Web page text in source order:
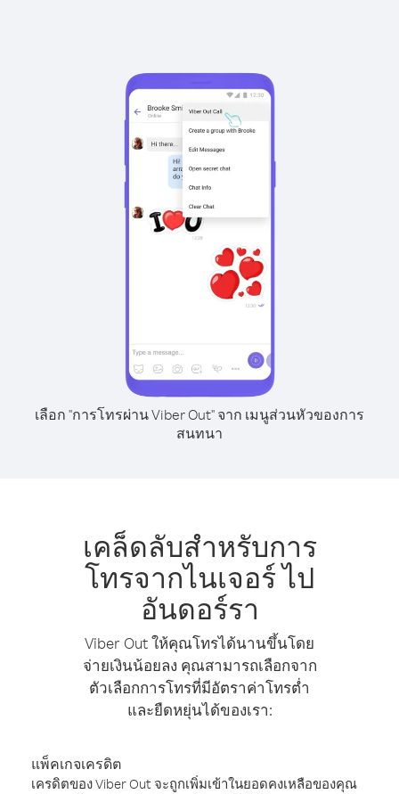
เลือก "การโทรผ่าน Viber Out" จาก เมนูส่วนหัวของการ
สนทนา
เคล็ดลับสำหรับการ
โทรจากไนเจอร์ ไป
อันดอร์รา
Viber Out ให้คุณโทรได้นานขึ้นโดย
จ่ายเงินน้อยลง คุณสามารถเลือกจาก
ตัวเลือกการโทรที่มีอัตราค่าโทรต่ำ
และยืดหยุ่นได้ของเรา:
แพ็คเกจเครดิต
เครดิตของ Viber Out จะถูกเพิ่มเข้าในยอดคงเหลือของคุณ